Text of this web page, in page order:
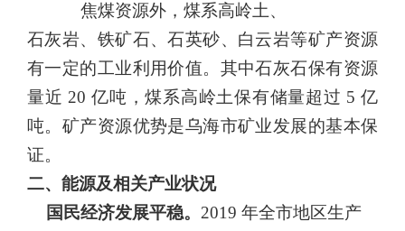
焦煤资源外，煤系高岭土、
石灰岩、铁矿石、石英砂、白云岩等矿产资源
有一定的工业利用价值。 其中石灰石保有资源
量近 20 亿吨，煤系高岭土保有储量超过 5 亿
吨。 矿产资源优势是乌海市矿业发展的基本保
证。
二、能源及相关产业状况
国民经济发展平稳。 2019 年全市地区生产